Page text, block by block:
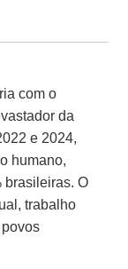
com o
da
e 2024,
humano,
brasileiras. O
trabalho